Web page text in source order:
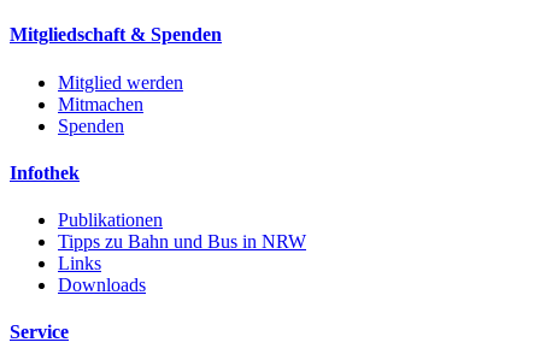
Mitgliedschaft & Spenden
Mitglied werden
Mitmachen
Spenden
Infothek
Publikationen
Tipps zu Bahn und Bus in NRW
Links
Downloads
Service